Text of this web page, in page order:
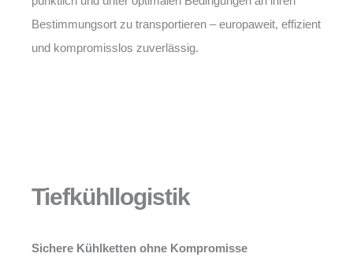
Bestimmungsort zu transportieren – europaweit, effizient
und kompromisslos zuverlässig.
Tiefkühllogistik
Sichere Kühlketten ohne Kompromisse